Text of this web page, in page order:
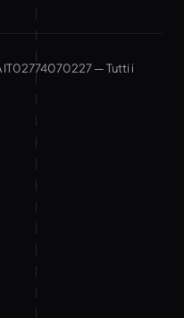
IT02774070227 — Tutti i